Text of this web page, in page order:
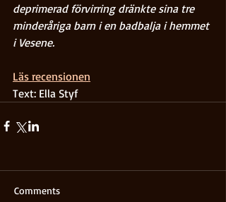
deprimerad förvirring dränkte sina tre
minderåriga barn i en badbalja i hemmet
i Vesene.
Läs recensionen
Text: Ella Styf
Comments